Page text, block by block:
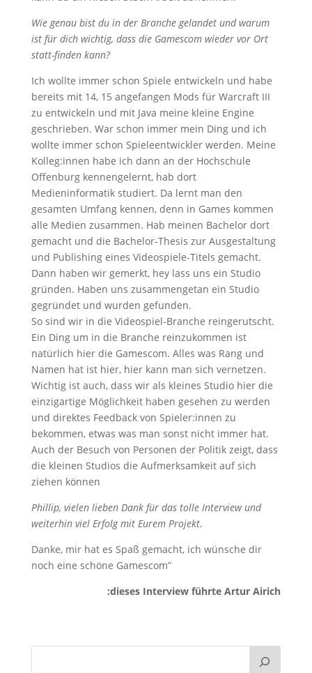
Wie genau bist du in der Branche gelandet und warum
ist für dich wichtig, dass die Gamescom wieder vor Ort
statt-finden kann?
Ich wollte immer schon Spiele entwickeln und habe
bereits mit 14, 15 angefangen Mods für Warcraft III
zu entwickeln und mit Java meine kleine Engine
geschrieben. War schon immer mein Ding und ich
wollte immer schon Spieleentwickler werden. Meine
Kolleg:innen habe ich dann an der Hochschule
Offenburg kennengelernt, hab dort
Medieninformatik studiert. Da lernt man den
gesamten Umfang kennen, denn in Games kommen
alle Medien zusammen. Hab meinen Bachelor dort
gemacht und die Bachelor-Thesis zur Ausgestaltung
und Publishing eines Videospiele-Titels gemacht.
Dann haben wir gemerkt, hey lass uns ein Studio
gründen. Haben uns zusammengetan ein Studio
gegründet und wurden gefunden.
So sind wir in die Videospiel-Branche reingerutscht.
Ein Ding um in die Branche reinzukommen ist
natürlich hier die Gamescom. Alles was Rang und
Namen hat ist hier, hier kann man sich vernetzen.
Wichtig ist auch, dass wir als kleines Studio hier die
einzigartige Möglichkeit haben gesehen zu werden
und direktes Feedback von Spieler:innen zu
bekommen, etwas was man sonst nicht immer hat.
Auch der Besuch von Personen der Politik zeigt, dass
die kleinen Studios die Aufmerksamkeit auf sich
ziehen können
Phillip, vielen lieben Dank für das tolle Interview und
weiterhin viel Erfolg mit Eurem Projekt.
Danke, mir hat es Spaß gemacht, ich wünsche dir
noch eine schöne Gamescom”
:dieses Interview führte Artur Airich